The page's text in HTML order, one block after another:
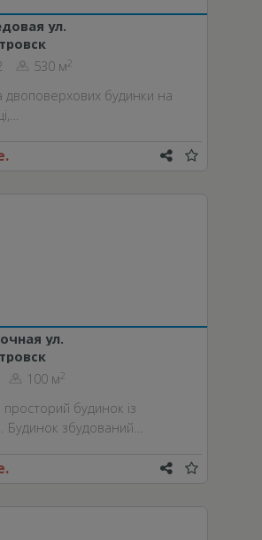
ул.
530 м2
будинки на
ул.
100 м2
будинок із
Будинок збудований…